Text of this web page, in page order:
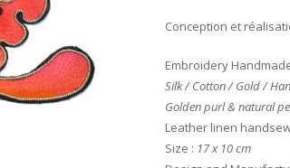
Conception et
Embroidery
Silk / Cotton / Gold /
Golden purl & natural
Leather linen
Size : 17 x 10 cm